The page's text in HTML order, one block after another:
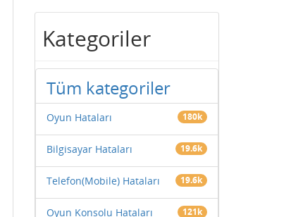
Kategoriler
Tüm kategoriler
Oyun Hataları 180k
Bilgisayar Hataları 19.6k
Telefon(Mobile) Hataları 19.6k
Oyun Konsolu Hataları 121k